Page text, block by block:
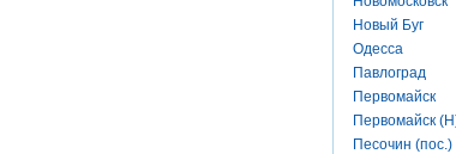
Новый Буг
Одесса
Павлоград
Первомайск
Первомайск
Песочин (пос.)